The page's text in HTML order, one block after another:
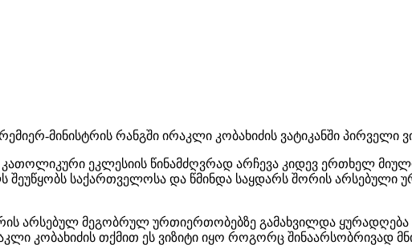
მინისტრის რანგში ირაკლი კობახიძის ვატიკანში პირველი
ეკლესიის წინამძღვრად არჩევა კიდევ ერთხელ
შეუწყობს საქართველოსა და წმინდა საყდარს შორის არსებული
არსებულ მეგობრულ ურთიერთობებზე გამახვილდა
კობახიძის თქმით ეს ვიზიტი იყო როგორც შინაარსობრივად